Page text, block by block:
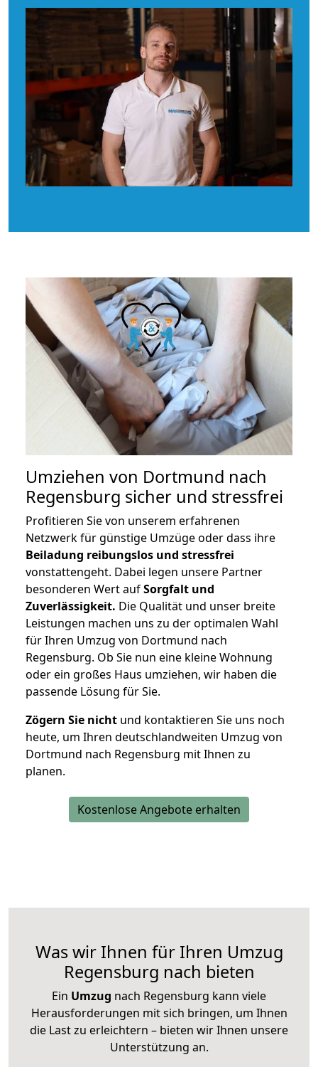
Umziehen von Dortmund nach
Regensburg sicher und stressfrei
Profitieren Sie von unserem erfahrenen
Netzwerk für günstige Umzüge oder dass ihre
Beiladung reibungslos und stressfrei
vonstattengeht. Dabei legen unsere Partner
besonderen Wert aufSorgfalt und
Zuverlässigkeit. Die Qualität und unser breite
Leistungen machen uns zu der optimalen Wahl
für Ihren Umzug von Dortmund nach
Regensburg. Ob Sie nun eine kleine Wohnung
oder ein großes Haus umziehen, wir haben die
passende Lösung für Sie.
Zögern Sie nicht und kontaktieren Sie uns noch
heute, um Ihren deutschlandweiten Umzug von
Dortmund nach Regensburg mit Ihnen zu
planen.
Kostenlose Angebote erhalten
Was wir Ihnen für Ihren Umzug
Regensburg nach bieten
Ein Umzug nach Regensburg kann viele
Herausforderungen mit sich bringen, um Ihnen
die Last zu erleichtern – bieten wir Ihnen unsere
Unterstützung an.